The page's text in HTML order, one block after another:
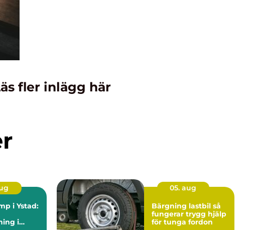
fler inlägg här
i Ystad:
i
05. aug
Bärgning lastbil så
fungerar trygg hjälp
för tunga fordon